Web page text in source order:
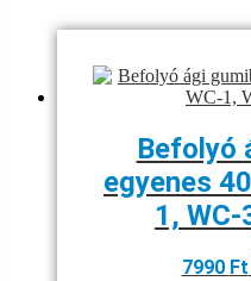
Befolyó
egyenes
1, WC-
7990 Ft